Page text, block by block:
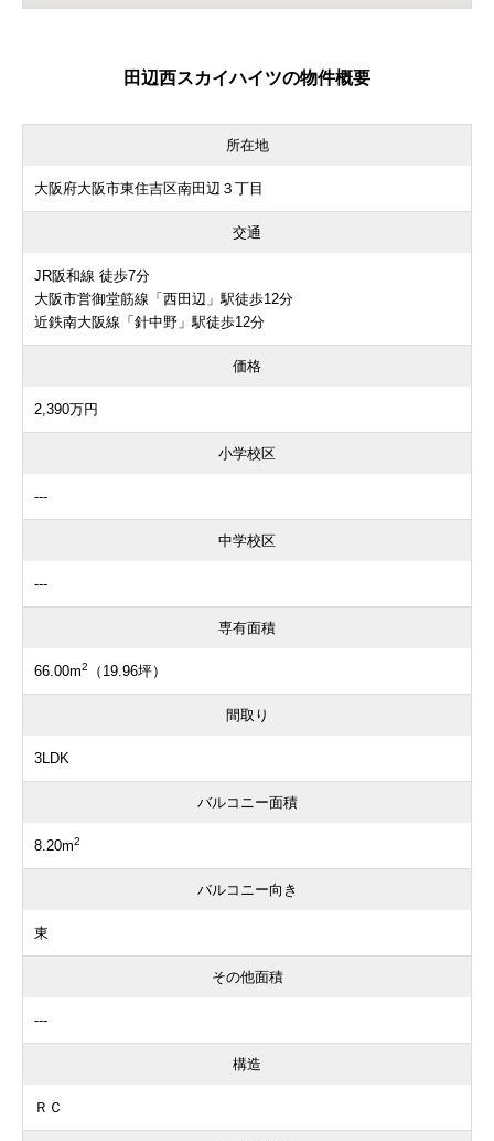
田辺西スカイハイツの物件概要
所在地
大阪府大阪市東住吉区南田辺３丁目
交通
JR阪和線 徒歩7分
大阪市営御堂筋線「西田辺」駅徒歩12分
近鉄南大阪線「針中野」駅徒歩12分
価格
2,390万円
小学校区
---
中学校区
---
専有面積
66.00m2 （19.96坪）
間取り
3LDK
バルコニー面積
8.20m2
バルコニー向き
東
その他面積
---
構造
ＲＣ